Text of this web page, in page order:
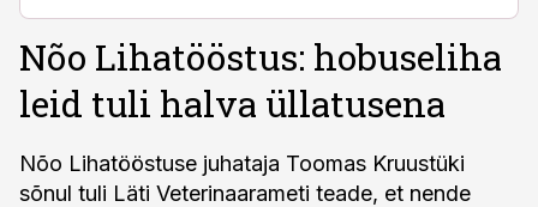
Nõo Lihatööstus: hobuseliha
leid tuli halva üllatusena
Nõo Lihatööstuse juhataja Toomas Kruustüki
sõnul tuli Läti Veterinaarameti teade, et nende